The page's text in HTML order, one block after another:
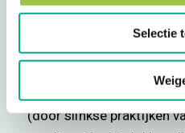
Selectie
grondslag?
onwetendheid van de
expliciet dat juist
(door slinkse praktijken